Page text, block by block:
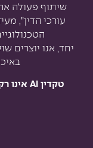
שיתוף פעולה
עורכי הדין”,
יחד, אנו יוצרים
טקדין AI אינו רק כלי, אלא שותף אמיתי להצלחתכם.